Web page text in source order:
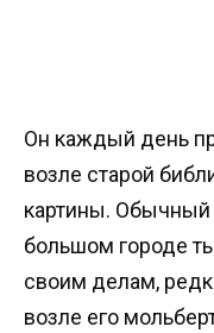
Он каждый день
возле старой
картины. Обычный
большом городе
своим делам,
возле его